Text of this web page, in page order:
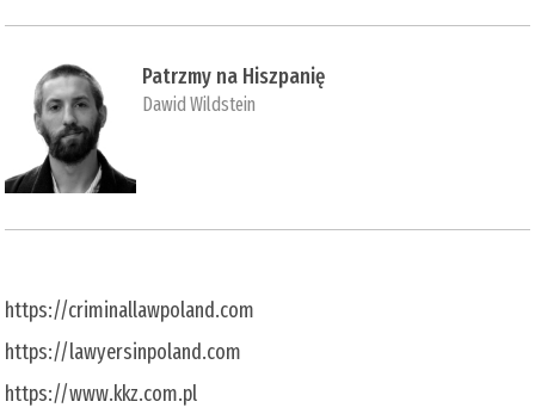
Patrzmy na Hiszpanię
Dawid Wildstein
https://criminallawpoland.com
https://lawyersinpoland.com
https://www.kkz.com.pl